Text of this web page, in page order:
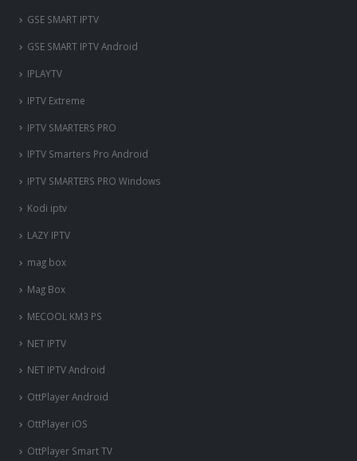
‎GSE SMART IPTV
GSE SMART IPTV Android
IPLAYTV
IPTV Extreme
IPTV SMARTERS PRO
IPTV Smarters Pro Android
IPTV SMARTERS PRO Windows
Kodi iptv
LAZY IPTV
mag box
Mag Box
MECOOL KM3 PS
NET IPTV
NET IPTV Android
OttPlayer Android
OttPlayer iOS
OttPlayer Smart TV